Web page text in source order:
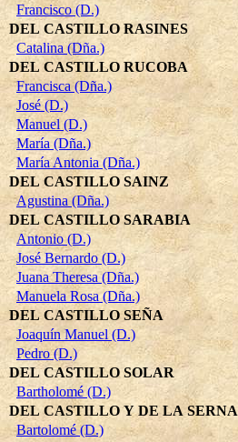
Francisco (D.)
DEL CASTILLO RASINES
Catalina (Dña.)
DEL CASTILLO RUCOBA
Francisca (Dña.)
José (D.)
Manuel (D.)
María (Dña.)
María Antonia (Dña.)
DEL CASTILLO SAINZ
Agustina (Dña.)
DEL CASTILLO SARABIA
Antonio (D.)
José Bernardo (D.)
Juana Theresa (Dña.)
Manuela Rosa (Dña.)
DEL CASTILLO SEÑA
Joaquín Manuel (D.)
Pedro (D.)
DEL CASTILLO SOLAR
Bartholomé (D.)
DEL CASTILLO Y DE LA SERNA
Bartolomé (D.)